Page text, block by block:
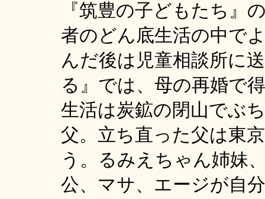
『筑豊の子どもたち』
者のどん底生活の中で
んだ後は児童相談所に
る』では、母の再婚で
生活は炭鉱の閉山でぶ
父。立ち直った父は東
う。るみえちゃん姉妹
公、マサ、エージが自